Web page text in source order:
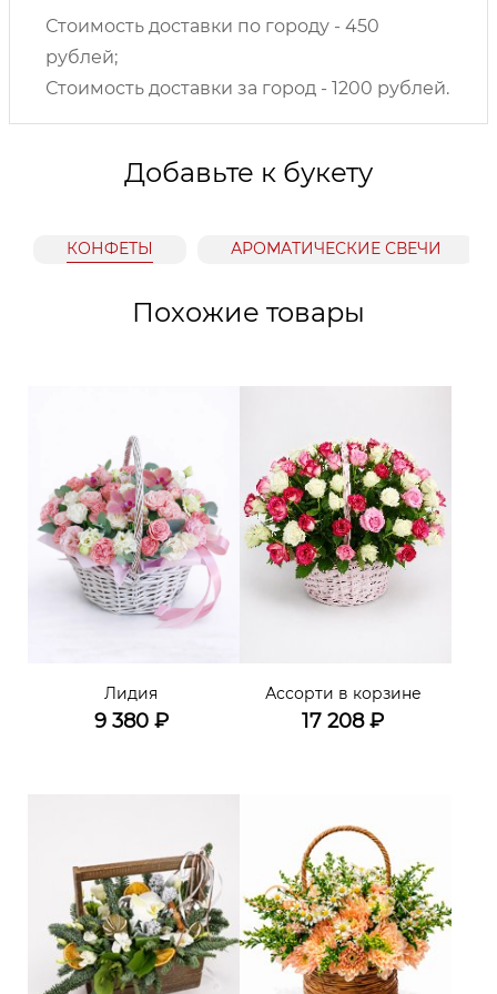
Стоимость доставки по городу - 450
рублей;
Стоимость доставки за город - 1200 рублей.
Добавьте к букету
КОНФЕТЫ АРОМАТИЧЕСКИЕ СВЕЧИ
Похожие товары
Лидия
9 380₽
Ассорти в корзине
17 208₽